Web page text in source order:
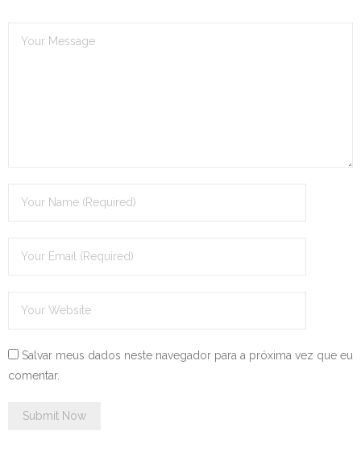
Salvar meus dados neste navegador para a próxima vez que eu
comentar.